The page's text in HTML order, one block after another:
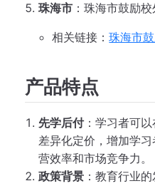
珠海市 ：珠海市鼓励
相关链接：珠海市
产品特点
先学后付：学习者可
差异化定价，增加学
营效率和市场竞争力。
政策背景 ：教育行业